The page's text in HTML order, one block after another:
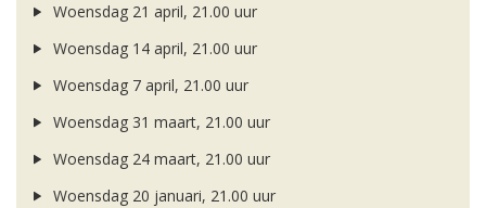
Woensdag 21 april, 21.00 uur
Woensdag 14 april, 21.00 uur
Woensdag 7 april, 21.00 uur
Woensdag 31 maart, 21.00 uur
Woensdag 24 maart, 21.00 uur
Woensdag 20 januari, 21.00 uur